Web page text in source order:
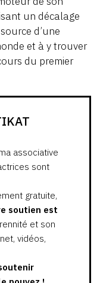
un décalage
d’une
et à y trouver
du premier
associative
sont
gratuite,
soutien est
et son
vidéos,